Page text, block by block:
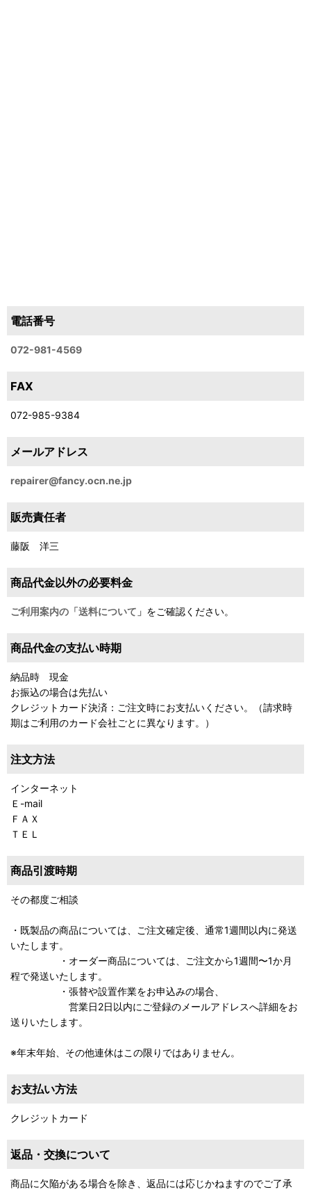
電話番号
072-981-4569
FAX
072-985-9384
メールアドレス
repairer@fancy.ocn.ne.jp
販売責任者
藤阪 洋三
商品代金以外の必要料金
ご利用案内の「送料について」 をご確認ください。
商品代金の支払い時期
納品時 現金
お振込の場合は先払い
クレジットカード決済：ご注文時にお支払いください。（請求時
期はご利用のカード会社ごとに異なります。）
注文方法
インターネット
Ｅ-mail
ＦＡＸ
ＴＥＬ
商品引渡時期
その都度ご相談
・既製品の商品については、ご注文確定後、通常1週間以内に発送
いたします。
・オーダー商品については、ご注文から1週間〜1か月
程で発送いたします。
・張替や設置作業をお申込みの場合、
営業日2日以内にご登録のメールアドレスへ詳細をお
送りいたします。
※年末年始、その他連休はこの限りではありません。
お支払い方法
クレジットカード
返品・交換について
商品に欠陥がある場合を除き、返品には応じかねますのでご了承